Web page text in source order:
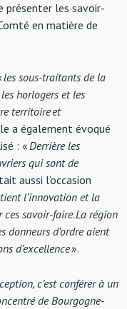
présenter les savoir-
en matière de
les sous-traitants de la
horlogers et les
territoire et
a également évoqué
: «Derrière les
qui sont de
aussi l’occasion
l’innovation et la
savoir-faire. La région
donneurs d’ordre aient
d’excellence».
c’est conférer à un
de Bourgogne-